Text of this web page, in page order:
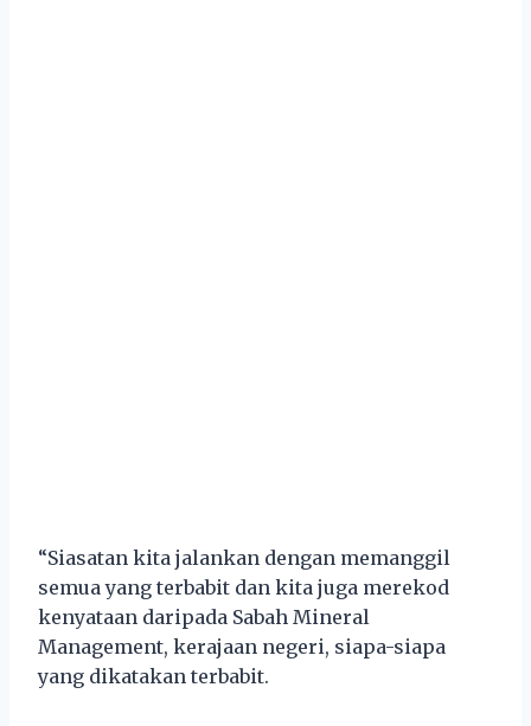
“Siasatan kita jalankan dengan memanggil
semua yang terbabit dan kita juga merekod
kenyataan daripada Sabah Mineral
Management, kerajaan negeri, siapa-siapa
yang dikatakan terbabit.